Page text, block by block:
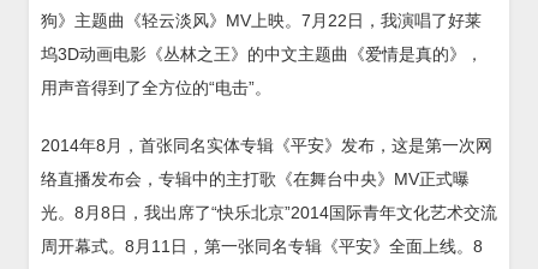
狗》主题曲《轻云淡风》MV上映。7月22日，我演唱了好莱
坞3D动画电影《丛林之王》的中文主题曲《爱情是真的》，
用声音得到了全方位的“电击”。
2014年8月，首张同名实体专辑《平安》发布，这是第一次网
络直播发布会，专辑中的主打歌《在舞台中央》MV正式曝
光。8月8日，我出席了“快乐北京”2014国际青年文化艺术交流
周开幕式。8月11日，第一张同名专辑《平安》全面上线。8